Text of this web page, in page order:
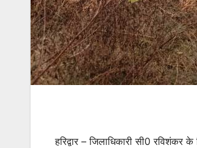
हरिद्वार – जिलाधिकारी सी0